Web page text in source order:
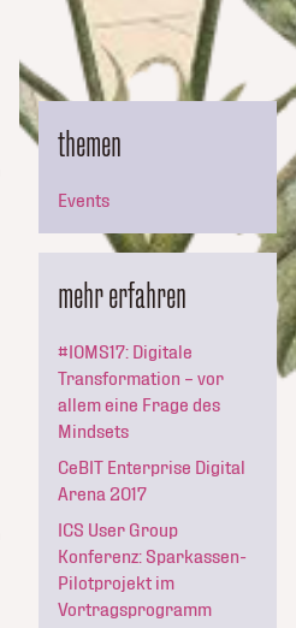
themen
Events
mehr erfahren
#IOMS17: Digitale
Transformation – vor
allem eine Frage des
Mindsets
CeBIT Enterprise Digital
Arena 2017
ICS User Group
Konferenz: Sparkassen-
Pilotprojekt im
Vortragsprogramm